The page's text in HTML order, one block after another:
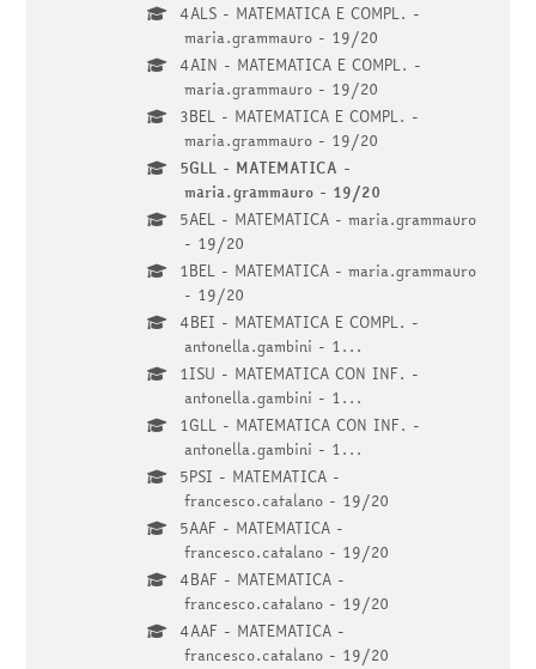
4ALS - MATEMATICA E COMPL. -
maria.grammauro - 19/20
4AIN - MATEMATICA E COMPL. -
maria.grammauro - 19/20
3BEL - MATEMATICA E COMPL. -
maria.grammauro - 19/20
5GLL - MATEMATICA -
maria.grammauro - 19/20
5AEL - MATEMATICA - maria.grammauro
- 19/20
1BEL - MATEMATICA - maria.grammauro
- 19/20
4BEI - MATEMATICA E COMPL. -
antonella.gambini - 1...
1ISU - MATEMATICA CON INF. -
antonella.gambini - 1...
1GLL - MATEMATICA CON INF. -
antonella.gambini - 1...
5PSI - MATEMATICA -
francesco.catalano - 19/20
5AAF - MATEMATICA -
francesco.catalano - 19/20
4BAF - MATEMATICA -
francesco.catalano - 19/20
4AAF - MATEMATICA -
francesco.catalano - 19/20